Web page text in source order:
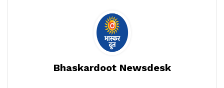
Bhaskardoot Newsdesk